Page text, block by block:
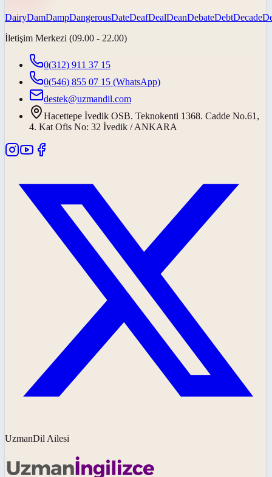
DairyDamDampDangerousDateDeafDealDeanDebateDebtDecade
İletişim Merkezi (09.00 - 22.00)
0(312) 911 37 15
0(546) 855 07 15 (WhatsApp)
destek@uzmandil.com
Hacettepe İvedik OSB. Teknokenti 1368. Cadde No.61,
4. Kat Ofis No: 32 İvedik / ANKARA
UzmanDil Ailesi